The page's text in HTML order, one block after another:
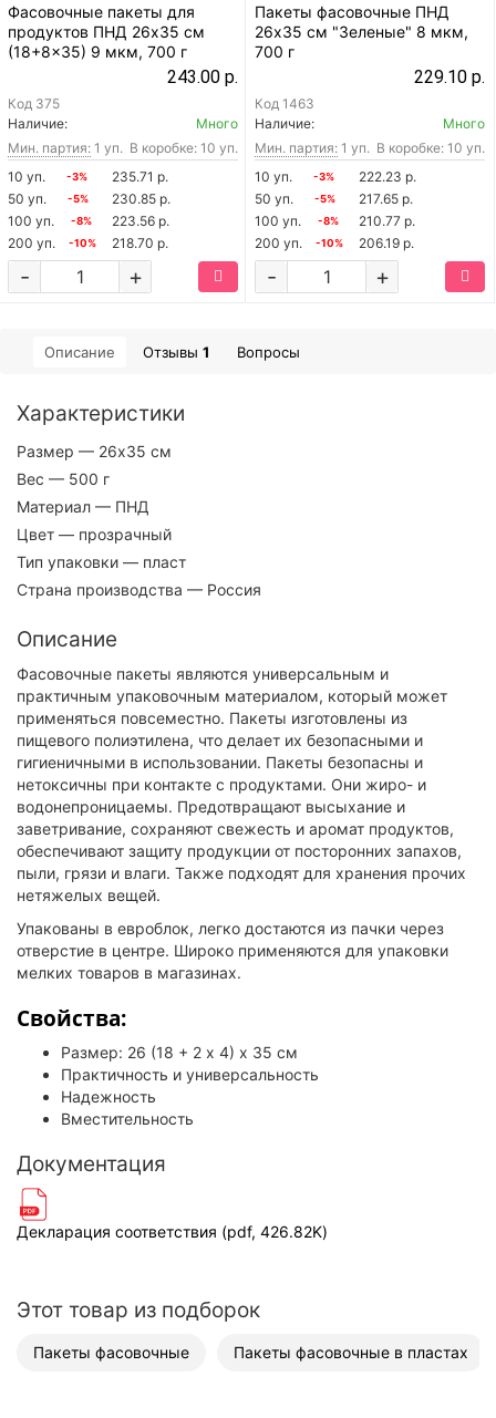
Фасовочные пакеты для
продуктов ПНД 26х35 см
(18+8x35) 9 мкм, 700 г
243.00 р.
Код 375
Наличие:
Много
Мин. партия: 1 уп. В коробке: 10 уп.
10 уп.
-3%
235.71 р.
50 уп.
-5%
230.85 р.
100 уп.
-8%
223.56 р.
200 уп.
-10% 218.70 р.
+
-
Пакеты фасовочные ПНД
26х35 см "Зеленые" 8 мкм,
700 г
229.10 р.
Код 1463
Наличие:
Много
Мин. партия: 1 уп. В коробке: 10 уп.
10 уп.
-3%
222.23 р.
50 уп.
-5%
217.65 р.
100 уп.
-8%
210.77 р.
200 уп.
-10% 206.19 р.
+
-
Описание Отзывы 1 Вопросы
Характеристики
Размер — 26х35 см
Вес — 500 г
Материал — ПНД
Цвет — прозрачный
Тип упаковки — пласт
Страна производства — Россия
Описание
Фасовочные пакеты являются универсальным и
практичным упаковочным материалом, который может
применяться повсеместно. Пакеты изготовлены из
пищевого полиэтилена, что делает их безопасными и
гигиеничными в использовании. Пакеты безопасны и
нетоксичны при контакте с продуктами. Они жиро- и
водонепроницаемы. Предотвращают высыхание и
заветривание, сохраняют свежесть и аромат продуктов,
обеспечивают защиту продукции от посторонних запахов,
пыли, грязи и влаги. Также подходят для хранения прочих
нетяжелых вещей.
Упакованы в евроблок, легко достаются из пачки через
отверстие в центре. Широко применяются для упаковки
мелких товаров в магазинах.
Свойства:
Размер: 26 (18 + 2 х 4) х 35 см
Практичность и универсальность
Надежность
Вместительность
Документация
Декларация соответствия (pdf, 426.82K)
Этот товар из подборок
Пакеты фасовочные Пакеты фасовочные в пластах